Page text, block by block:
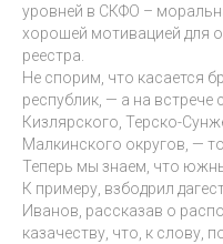
уровней в СКФО –
хорошей мотивацией для
реестра.
Не спорим, что касается
республик, — а на
Кизлярского, Терско-
Малкинского округов, —
Теперь мы знаем, что
К примеру, взбодрил
Иванов, рассказав о
казачеству, что, к слову,